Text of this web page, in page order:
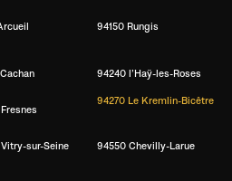
94150 Rungis
94240 l’Haÿ-les-Roses
94270 Le Kremlin-Bicêtre
sur-Seine 94550 Chevilly-Larue